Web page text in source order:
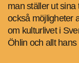
man ställer ut sina
också möjligheter
om kulturlivet i
Öhlin och allt